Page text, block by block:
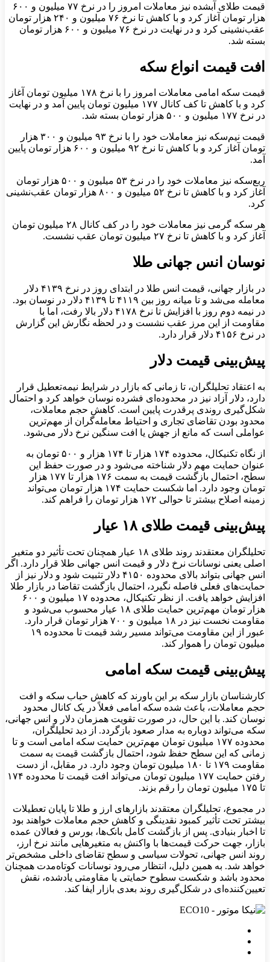
قیمت طلای آبشده نیز معاملات امروز را در نرخ ۷۷ میلیون و ۶۰۰
هزار تومان آغاز کرد و با کاهش تا نرخ ۷۶ میلیون و ۲۴۰ هزار تومان
عقب‌نشینی کرد و در نهایت در نرخ ۷۶ میلیون و ۶۰۰ هزار تومان
بسته شد.
افت قیمت انواع سکه
قیمت سکه امامی معاملات امروز را با نرخ ۱۷۸ میلیون تومان آغاز
کرد و با کاهش تا کف کانال ۱۷۷ میلیون تومان پایین آمد و در نهایت
در نرخ ۱۷۷ میلیون و ۵۰۰ هزار تومان بسته شد.
قیمت نیم‌سکه نیز معاملات خود را با نرخ ۹۳ میلیون و ۳۰۰ هزار
تومان آغاز کرد و با کاهش تا نرخ ۹۲ میلیون و ۶۰۰ هزار تومان پایین
آمد.
ربع‌سکه نیز معاملات خود را در نرخ ۵۳ میلیون و ۵۰۰ هزار تومان
آغاز کرد و با کاهش تا نرخ ۵۲ میلیون و ۸۰۰ هزار تومان عقب‌نشینی
کرد.
هر سکه گرمی نیز معاملات خود را در کف کانال ۲۸ میلیون تومان
آغاز کرد و با کاهش تا نرخ ۲۷ میلیون تومان عقب نشست.
نوسان انس جهانی طلا
در بازار جهانی، قیمت انس طلا در ابتدای روز در نرخ ۴۱۳۹ دلار
معامله می‌شد و تا میانه روز بین ۴۱۱۹ تا ۴۱۳۹ دلار در نوسان بود.
در نیمه دوم روز با افزایش تا نرخ ۴۱۷۸ دلار بالا رفت، اما با
مقاومت از این مرز عقب نشست و در لحظه نگارش این گزارش
در نرخ ۴۱۵۶ دلار قرار دارد.
پیش‌بینی قیمت دلار
به اعتقاد تحلیلگران، تا زمانی که بازار در شرایط نیمه‌تعطیل قرار
دارد، دلار آزاد نیز در محدوده‌ای فشرده نوسان خواهد کرد و احتمال
شکل‌گیری روندی پرقدرت پایین است. کاهش حجم معاملات،
محدود بودن تقاضای تجاری و احتیاط معامله‌گران از مهم‌ترین
عواملی است که مانع از جهش یا افت سنگین نرخ دلار می‌شود.
از نگاه تکنیکال، محدوده ۱۷۴ هزار تا ۱۷۴ هزار و ۵۰۰ تومان به
عنوان حمایت مهم دلار شناخته می‌شود و در صورت حفظ این
سطح، احتمال بازگشت قیمت به سمت ۱۷۶ هزار تا ۱۷۷ هزار
تومان وجود دارد. اما شکست حمایت ۱۷۴ هزار تومان می‌تواند
زمینه اصلاح بیشتر تا حوالی ۱۷۲ هزار تومان را فراهم کند.
پیش‌بینی قیمت طلای ۱۸ عیار
تحلیلگران معتقدند روند طلای ۱۸ عیار همچنان تحت تأثیر دو متغیر
اصلی یعنی نوسانات نرخ دلار و قیمت انس جهانی طلا قرار دارد. اگر
انس جهانی بتواند بالای محدوده ۴۱۵۰ دلار تثبیت شود و دلار نیز از
حمایت‌های فعلی فاصله نگیرد، احتمال بازگشت تقاضا در بازار طلا
افزایش خواهد یافت. از نظر تکنیکال، محدوده ۱۷ میلیون و ۶۰۰
هزار تومان مهم‌ترین حمایت طلای ۱۸ عیار محسوب می‌شود و
مقاومت نخست نیز در ۱۸ میلیون و ۷۰۰ هزار تومان قرار دارد.
عبور از این مقاومت می‌تواند مسیر رشد قیمت تا محدوده ۱۹
میلیون تومان را هموار کند.
پیش‌بینی قیمت سکه امامی
کارشناسان بازار سکه بر این باورند که کاهش حباب سکه و افت
حجم معاملات، باعث شده سکه امامی فعلاً در یک کانال محدود
نوسان کند. با این حال، در صورت تقویت همزمان دلار و انس جهانی،
سکه می‌تواند دوباره به مدار صعود بازگردد. از دید تحلیلگران،
محدوده ۱۷۷ میلیون تومان مهم‌ترین حمایت سکه امامی است و تا
زمانی که این سطح حفظ شود، احتمال بازگشت قیمت به سمت
مقاومت ۱۷۹ تا ۱۸۰ میلیون تومان وجود دارد. در مقابل، از دست
رفتن حمایت ۱۷۷ میلیون تومان می‌تواند افت قیمت تا محدوده ۱۷۴
تا ۱۷۵ میلیون تومان را رقم بزند.
در مجموع، تحلیلگران معتقدند بازارهای ارز و طلا تا پایان تعطیلات
بیشتر تحت تأثیر کمبود نقدینگی و کاهش حجم معاملات خواهند بود
تا اخبار بنیادی. پس از بازگشت کامل بانک‌ها، بورس و فعالان عمده
بازار، جهت حرکت قیمت‌ها با واکنش به متغیرهایی مانند نرخ ارز،
روند انس جهانی، تحولات سیاسی و سطح تقاضای داخلی مشخص‌تر
خواهد شد. به همین دلیل، انتظار می‌رود نوسانات کوتاه‌مدت همچنان
محدود باشد و شکست سطوح حمایتی یا مقاومتی یادشده، نقش
تعیین‌کننده‌ای در شکل‌گیری روند بعدی بازار ایفا کند.